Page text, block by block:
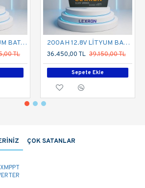
100AH 12.8V LİTYUM BATARYA
TL
200AH 12.8V LİTYUM BATARYA
36.450,00 TL 39.150,00 TL
Sepete Ekle
ÇOK SATANLAR